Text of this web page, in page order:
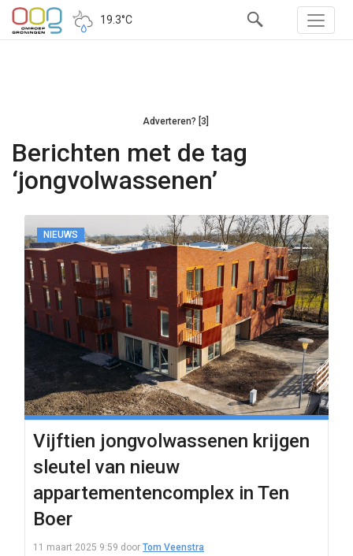
19.3°C
Adverteren? [3]
Berichten met de tag
‘jongvolwassenen’
NIEUWS
Vijftien jongvolwassenen krijgen
sleutel van nieuw
appartementencomplex in Ten
Boer
11 maart 2025 9:59 door Tom Veenstra